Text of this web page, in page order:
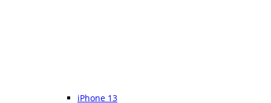
iPhone 13